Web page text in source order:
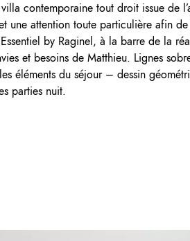
contemporaine tout droit issue de
une attention toute particulière afin
by Raginel, à la barre de la
et besoins de Matthieu. Lignes
éléments du séjour – dessin
parties nuit.